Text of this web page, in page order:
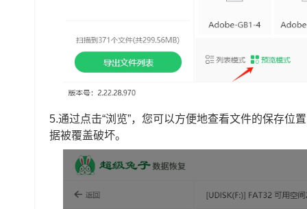
5.通过点击“浏览”，您可以方便地查看文件的保存位
据被覆盖破坏。